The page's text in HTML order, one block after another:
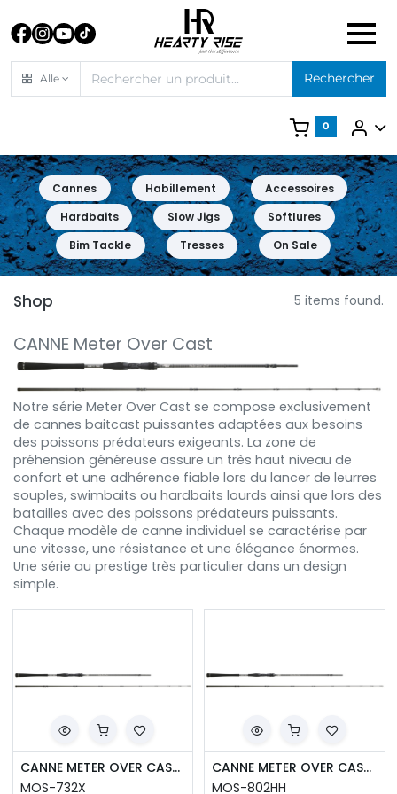
Alle Rechercher
0
Cannes Habillement
Accessoires
Hardbaits
Slow Jigs
Softlures
Bim Tackle
Tresses On Sale
Shop 5 items found.
CANNE Meter Over Cast
Notre série Meter Over Cast se compose exclusivement
de cannes baitcast puissantes adaptées aux besoins
des poissons prédateurs exigeants. La zone de
préhension généreuse assure un très haut niveau de
confort et une adhérence fiable lors du lancer de leurres
souples, swimbaits ou hardbaits lourds ainsi que lors des
batailles avec des poissons prédateurs puissants.
Chaque modèle de canne individuel se caractérise par
une vitesse, une résistance et une élégance énormes.
Une série au prestige très particulier dans un design
simple.
CANNE METER OVER CAST 2,21M 30-85G
MOS-732X
CANNE METER OVER CAST 2,40M 50-120G
MOS-802HH